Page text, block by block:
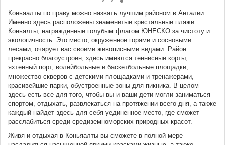
Коньяалты по праву можно назвать лучшим районом в Анталии.
Именно здесь расположены знаменитые кристальные пляжи
Коньялты, награжденные голубым флагом ЮНЕСКО за чистоту и
экологичность. Это место, окруженное горами и сосновыми
лесами, очарует вас своими живописными видами. Район
прекрасно благоустроен, здесь имеются теннисные корты,
яхтенный порт, волейбольные и баскетбольные площадки,
множество скверов с детскими площадками и тренажерами,
красивейшие парки, обустроенные зоны для пикника. В целом
здесь есть все для того, чтобы вы и ваши дети могли заниматься
спортом, отдыхать, развлекаться на протяжении всего дня, а также
каждый найдет здесь для себя уединенное место, где сможет
расслабиться среди средиземноморских природных красот.
Живя и отдыхая в Коньяалты вы сможете в полной мере